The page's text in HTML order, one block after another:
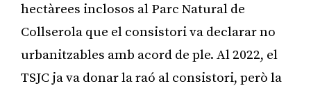
hectàrees inclosos al Parc Natural de
Collserola que el consistori va declarar no
urbanitzables amb acord de ple. Al 2022, el
TSJC ja va donar la raó al consistori, però la